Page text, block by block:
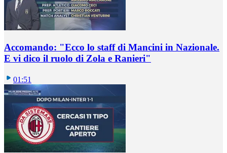
Accomando: "Ecco lo staff di Mancini in Nazionale.
E vi dico il ruolo di Zola e Ranieri"
01:51